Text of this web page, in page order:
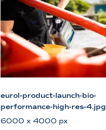
eurol-product-launch-bio-
performance-high-res-4.jpg
6000 x 4000 px